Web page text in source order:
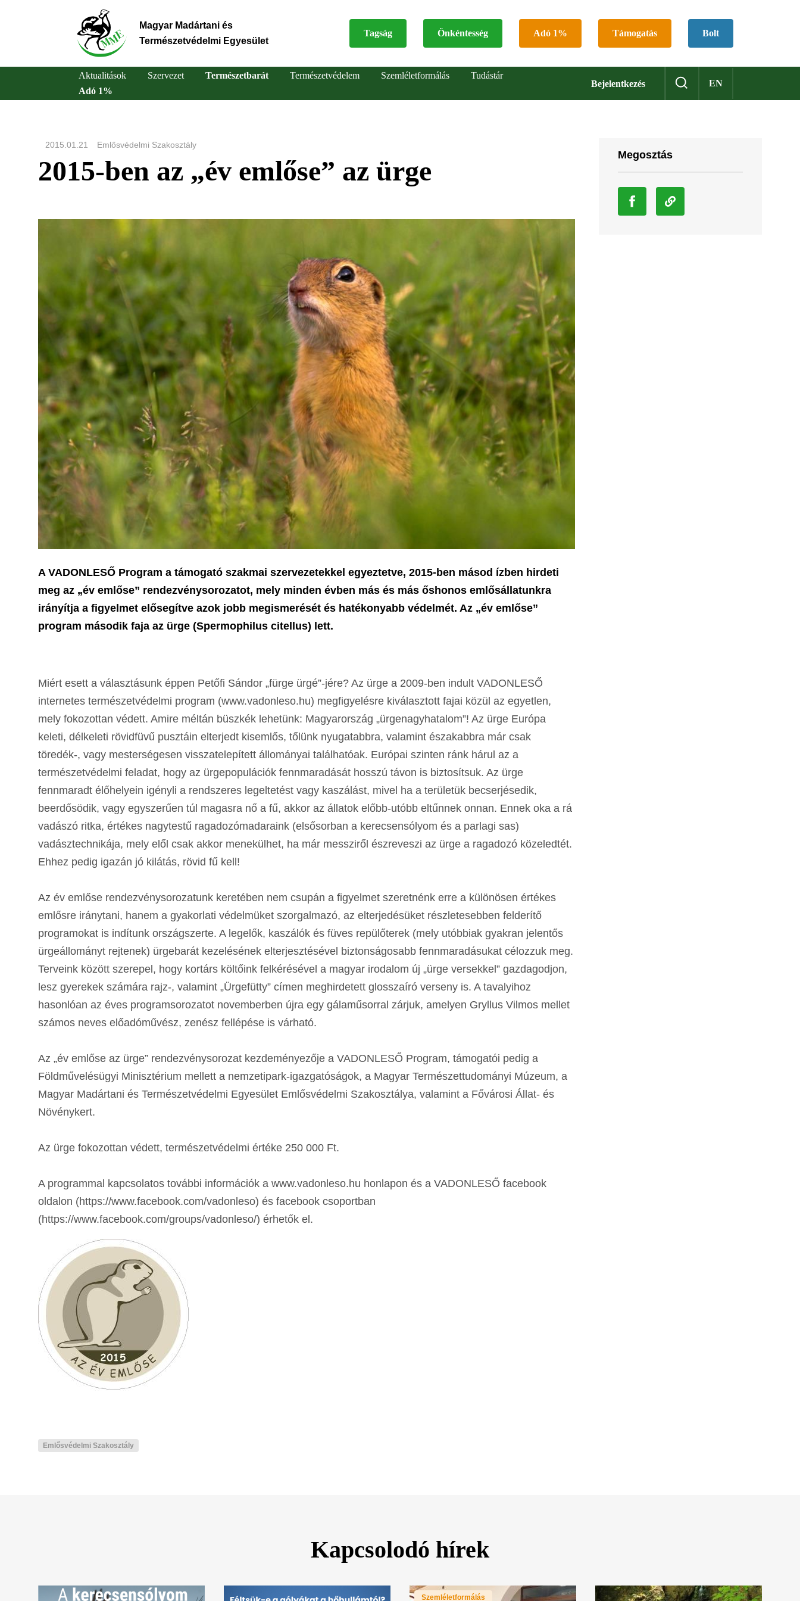
Magyar Madártani és
Természetvédelmi Egyesület
Top
Tagság Önkéntesség Adó 1% Támogatás Bolt
Bejelentkezés EN
Main
navigation
Aktualitások Szervezet Természetbarát Természetvédelem Szemléletformálás
Tudástár
Adó 1%
2015.01.21 Emlősvédelmi Szakosztály
2015-ben az „év emlőse” az ürge
A VADONLESŐ Program a támogató szakmai szervezetekkel egyeztetve, 2015-ben másod ízben hirdeti
meg az „év emlőse” rendezvénysorozatot, mely minden évben más és más őshonos emlősállatunkra
irányítja a figyelmet elősegítve azok jobb megismerését és hatékonyabb védelmét. Az „év emlőse”
program második faja az ürge (Spermophilus citellus) lett.
Miért esett a választásunk éppen Petőfi Sándor „fürge ürgé”-jére? Az ürge a 2009-ben indult VADONLESŐ
internetes természetvédelmi program (www.vadonleso.hu) megfigyelésre kiválasztott fajai közül az egyetlen,
mely fokozottan védett. Amire méltán büszkék lehetünk: Magyarország „ürgenagyhatalom”! Az ürge Európa
keleti, délkeleti rövidfüvű pusztáin elterjedt kisemlős, tőlünk nyugatabbra, valamint északabbra már csak
töredék-, vagy mesterségesen visszatelepített állományai találhatóak. Európai szinten ránk hárul az a
természetvédelmi feladat, hogy az ürgepopulációk fennmaradását hosszú távon is biztosítsuk. Az ürge
fennmaradt élőhelyein igényli a rendszeres legeltetést vagy kaszálást, mivel ha a területük becserjésedik,
beerdősödik, vagy egyszerűen túl magasra nő a fű, akkor az állatok előbb-utóbb eltűnnek onnan. Ennek oka a rá
vadászó ritka, értékes nagytestű ragadozómadaraink (elsősorban a kerecsensólyom és a parlagi sas)
vadásztechnikája, mely elől csak akkor menekülhet, ha már messziről észreveszi az ürge a ragadozó közeledtét.
Ehhez pedig igazán jó kilátás, rövid fű kell!
Az év emlőse rendezvénysorozatunk keretében nem csupán a figyelmet szeretnénk erre a különösen értékes
emlősre iránytani, hanem a gyakorlati védelmüket szorgalmazó, az elterjedésüket részletesebben felderítő
programokat is indítunk országszerte. A legelők, kaszálók és füves repülőterek (mely utóbbiak gyakran jelentős
ürgeállományt rejtenek) ürgebarát kezelésének elterjesztésével biztonságosabb fennmaradásukat célozzuk meg.
Terveink között szerepel, hogy kortárs költőink felkérésével a magyar irodalom új „ürge versekkel” gazdagodjon,
lesz gyerekek számára rajz-, valamint „Ürgefütty” címen meghirdetett glosszaíró verseny is. A tavalyihoz
hasonlóan az éves programsorozatot novemberben újra egy gálaműsorral zárjuk, amelyen Gryllus Vilmos mellet
számos neves előadóművész, zenész fellépése is várható.
Az „év emlőse az ürge” rendezvénysorozat kezdeményezője a VADONLESŐ Program, támogatói pedig a
Földművelésügyi Minisztérium mellett a nemzetipark-igazgatóságok, a Magyar Természettudományi Múzeum, a
Magyar Madártani és Természetvédelmi Egyesület Emlősvédelmi Szakosztálya, valamint a Fővárosi Állat- és
Növénykert.
Az ürge fokozottan védett, természetvédelmi értéke 250 000 Ft.
A programmal kapcsolatos további információk a www.vadonleso.hu honlapon és a VADONLESŐ facebook
oldalon (https://www.facebook.com/vadonleso) és facebook csoportban
(https://www.facebook.com/groups/vadonleso/) érhetők el.
Emlősvédelmi Szakosztály
Megosztás
Kapcsolodó hírek
Szemléletformálás